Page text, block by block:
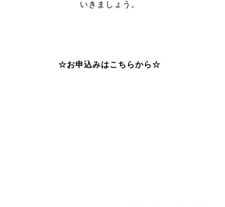
いきましょう。
☆お申込みはこちらから☆